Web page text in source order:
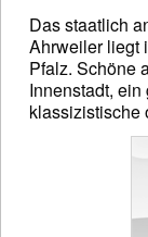
Das staatlich
Ahrweiler liegt
Pfalz. Schöne
Innenstadt,